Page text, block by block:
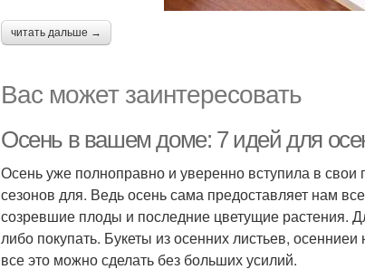
читать дальше →
Вас может заинтересовать
Осень в вашем доме: 7 идей для
Осень уже полноправно и уверенно вступила в
сезонов для. Ведь осень сама предоставляет нам
созревшие плоды и последние цветущие растения.
либо покупать. Букеты из осенних листьев,
все это можно сделать без больших усилий.